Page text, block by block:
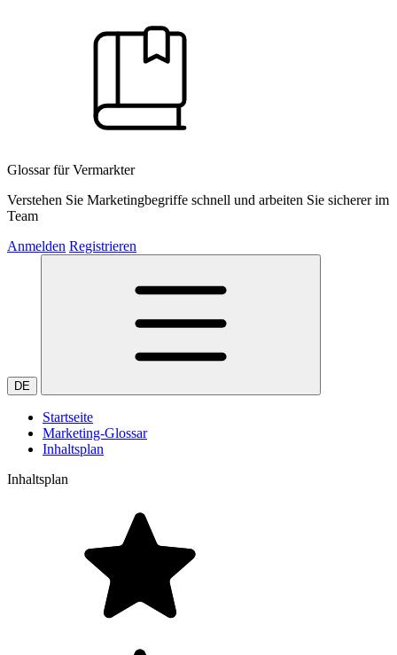
Glossar für Vermarkter
Verstehen Sie Marketingbegriffe schnell und arbeiten Sie sicherer im
Team
Anmelden Registrieren
DE
Startseite
Marketing-Glossar
Inhaltsplan
Inhaltsplan